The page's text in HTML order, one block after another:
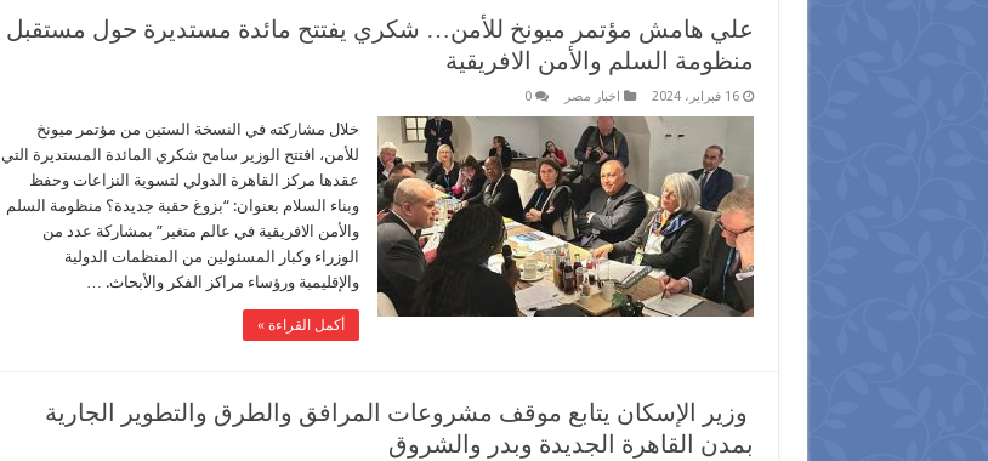
علي هامش مؤتمر ميونخ للأمن… شكري يفتتح مائدة مستديرة حول مستقبل
منظومة السلم والأمن الافريقية
16 فبراير، 2024 اخبار مصر 0
خلال مشاركته في النسخة الستين من مؤتمر ميونخ
للأمن، افتتح الوزير سامح شكري المائدة المستديرة التي
عقدها مركز القاهرة الدولي لتسوية النزاعات وحفظ
وبناء السلام بعنوان: “بزوغ حقبة جديدة؟ منظومة السلم
والأمن الافريقية في عالم متغير” بمشاركة عدد من
الوزراء وكبار المسئولين من المنظمات الدولية
والإقليمية ورؤساء مراكز الفكر والأبحاث. …
أكمل القراءة »
‫ وزير الإسكان يتابع موقف مشروعات المرافق والطرق والتطوير الجارية
بمدن القاهرة الجديدة وبدر والشروق